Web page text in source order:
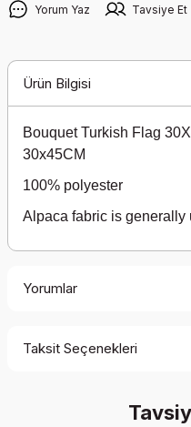
Yorum Yaz Tavsiye Et
Ürün Bilgisi
Bouquet Turkish Flag
30x45CM
100% polyester
Alpaca fabric is generally
Yorumlar
Write
Taksit Seçenekleri